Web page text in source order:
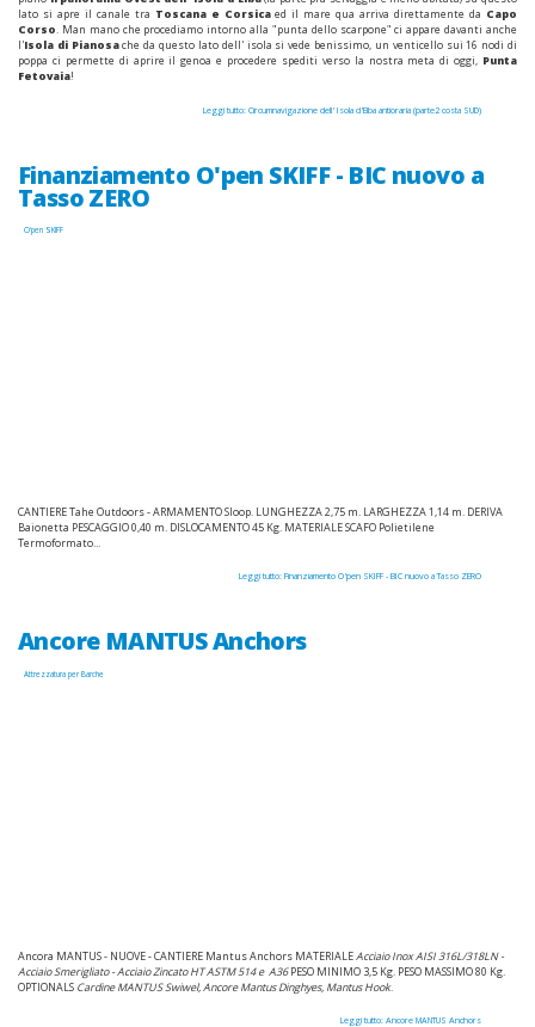
lato si apre il canale tra Toscana e Corsicaed il mare qua arriva direttamente da Capo
Corso. Man mano che procediamo intorno alla "punta dello scarpone" ci appare davanti anche
l'Isola di Pianosache da questo lato dell' isola si vede benissimo, un venticello sui 16 nodi di
poppa ci permette di aprire il genoa e procedere spediti verso la nostra meta di oggi, Punta
Fetovaia!
Leggi tutto: Circumnavigazione dell' Isola d'Elba antioraria (parte2 costa SUD)
Finanziamento O'pen SKIFF - BIC nuovo a
Tasso ZERO
O'pen SKIFF
CANTIERE Tahe Outdoors - ARMAMENTO Sloop. LUNGHEZZA 2,75 m. LARGHEZZA 1,14 m. DERIVA
Baionetta PESCAGGIO 0,40 m. DISLOCAMENTO 45 Kg. MATERIALE SCAFO Polietilene
Termoformato...
Leggi tutto: Finanziamento O'pen SKIFF - BIC nuovo a Tasso ZERO
Ancore MANTUS Anchors
Attrezzatura per Barche
Ancora MANTUS - NUOVE - CANTIERE Mantus Anchors MATERIALE Acciaio Inox AISI 316L/318LN -
Acciaio Smerigliato - Acciaio ZincatoHT ASTM 514 e A36PESO MINIMO 3,5 Kg. PESO MASSIMO 80 Kg.
OPTIONALS Cardine MANTUS Swiwel, Ancore Mantus Dinghyes, Mantus Hook.
Leggi tutto: Ancore MANTUS Anchors